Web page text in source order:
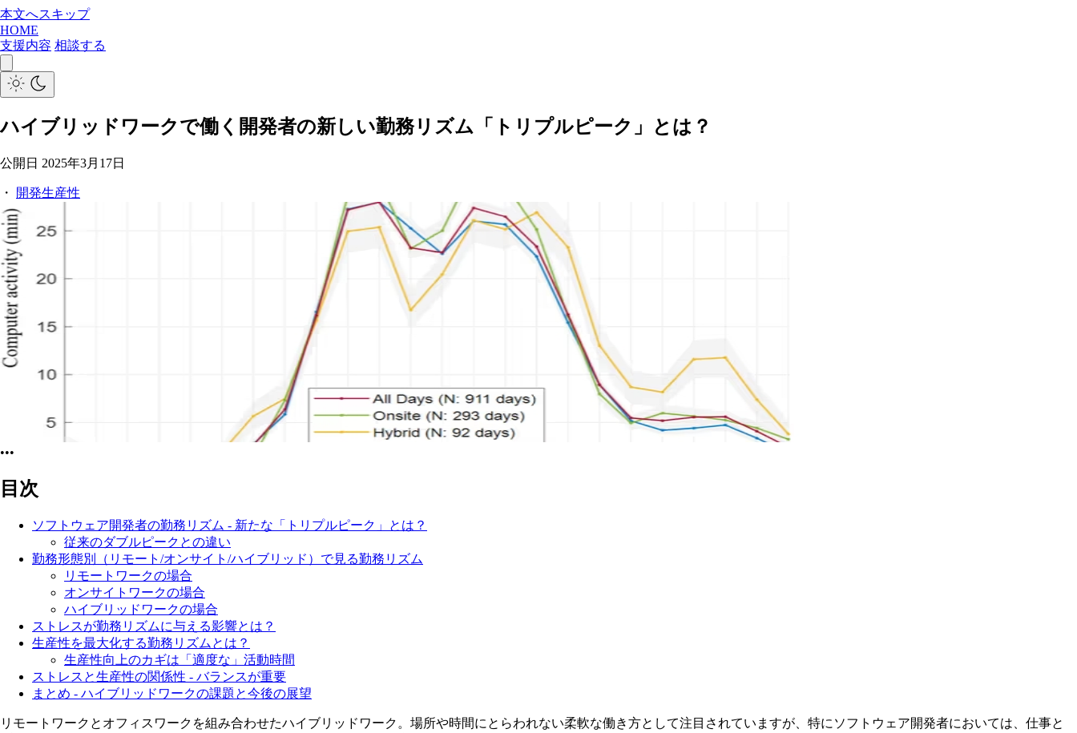
本文へスキップ
HOME
支援内容 相談する
ハイブリッドワークで働く開発者の新しい勤務リズム「トリプルピーク」とは？
公開日 2025年3月17日
・ 開発生産性
•••
目次
ソフトウェア開発者の勤務リズム - 新たな「トリプルピーク」とは？
従来のダブルピークとの違い
勤務形態別（リモート/オンサイト/ハイブリッド）で見る勤務リズム
リモートワークの場合
オンサイトワークの場合
ハイブリッドワークの場合
ストレスが勤務リズムに与える影響とは？
生産性を最大化する勤務リズムとは？
生産性向上のカギは「適度な」活動時間
ストレスと生産性の関係性 - バランスが重要
まとめ - ハイブリッドワークの課題と今後の展望
リモートワークとオフィスワークを組み合わせたハイブリッドワーク。場所や時間にとらわれない柔軟な働き方として注目されていますが、特にソフトウェア開発者においては、仕事と